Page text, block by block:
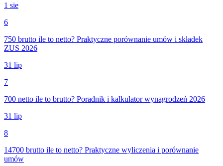
1 sie
6
750 brutto ile to netto? Praktyczne porównanie umów i składek
ZUS 2026
31 lip
7
700 netto ile to brutto? Poradnik i kalkulator wynagrodzeń 2026
31 lip
8
14700 brutto ile to netto? Praktyczne wyliczenia i porównanie
umów